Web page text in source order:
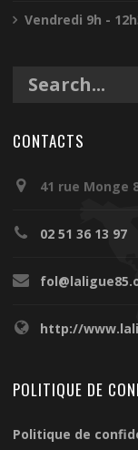
Vendredi 9h -
CONTACTS
41 rue Monge
02 51 36 13 97
http://
POLITIQUE DE
Politique de